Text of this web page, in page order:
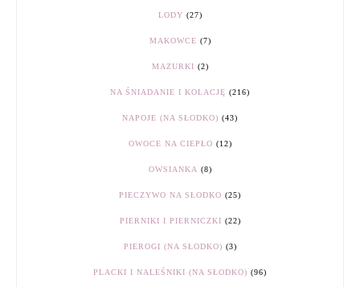
LODY (27)
MAKOWCE (7)
MAZURKI (2)
NA ŚNIADANIE I KOLACJĘ (216)
NAPOJE (NA SŁODKO) (43)
OWOCE NA CIEPŁO (12)
OWSIANKA (8)
PIECZYWO NA SŁODKO (25)
PIERNIKI I PIERNICZKI (22)
PIEROGI (NA SŁODKO) (3)
PLACKI I NALEŚNIKI (NA SŁODKO) (96)